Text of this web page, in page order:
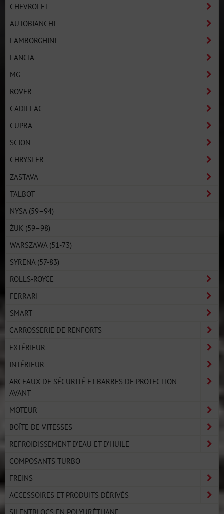
CHEVROLET
AUTOBIANCHI
LAMBORGHINI
LANCIA
MG
ROVER
CADILLAC
CUPRA
SCION
CHRYSLER
ZASTAVA
TALBOT
NYSA (59–94)
ŻUK (59–98)
WARSZAWA (51-73)
SYRENA (57-83)
ROLLS-ROYCE
FERRARI
SMART
CARROSSERIE DE RENFORTS
EXTÉRIEUR
INTÉRIEUR
ARCEAUX DE SÉCURITÉ ET BARRES DE PROTECTION
AVANT
MOTEUR
BOÎTE DE VITESSES
REFROIDISSEMENT D'EAU ET D'HUILE
COMPOSANTS TURBO
FREINS
ACCESSOIRES ET PRODUITS DÉRIVÉS
SILENTBLOCS EN POLYURÉTHANE